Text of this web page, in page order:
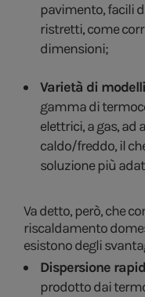
pavimento, facili
ristretti, come
dimensioni;
Varietà di
gamma di
elettrici, a gas, ad
caldo/freddo, il
soluzione più
Va detto, però, che
riscaldamento
esistono degli
Dispersione
prodotto dai